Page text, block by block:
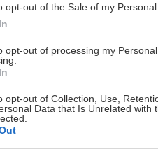
opt-out of the Sale of my Personal
opt-out of processing my
opt-out of Collection, Use,
Data that Is Unrelated with
úpravy
o kúpu
sa prenajať alebo
aby bola pre
prípravných krokov,
nehnuteľnosť pôsobiť
Gogová -31. októbra 2024